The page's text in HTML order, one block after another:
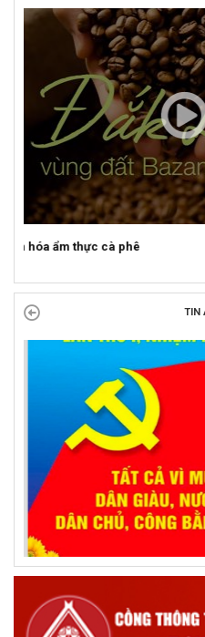
Sự kiện mở màn Mùa du lịch
TIN